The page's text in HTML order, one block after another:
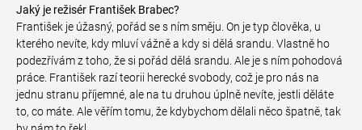
Jaký je režisér František Brabec?
František je úžasný, pořád se s ním směju. On je typ člověka, u
kterého nevíte, kdy mluví vážně a kdy si dělá srandu. Vlastně ho
podezřívám z toho, že si pořád dělá srandu. Ale je s ním pohodová
práce. František razí teorii herecké svobody, což je pro nás na
jednu stranu příjemné, ale na tu druhou úplně nevíte, jestli děláte
to, co máte. Ale věřím tomu, že kdybychom dělali něco špatně, tak